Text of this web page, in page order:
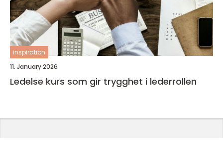
inspiration
11. January 2026
Ledelse kurs som gir trygghet i lederrollen